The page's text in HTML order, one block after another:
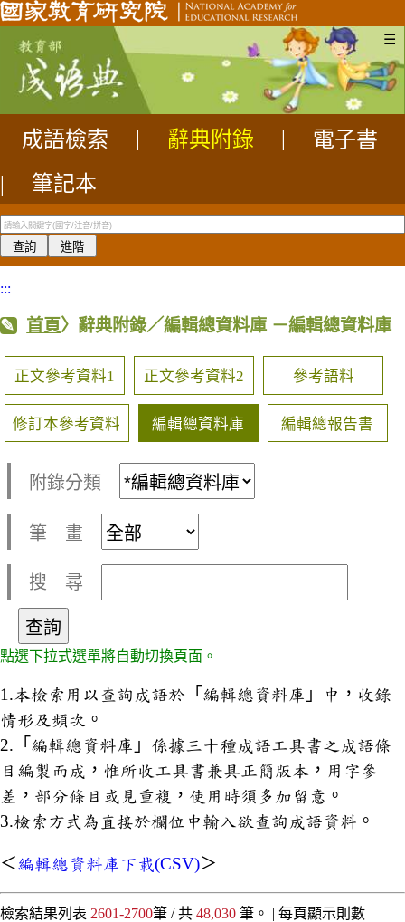
☰
成語檢索 辭典附錄
電子書
|
筆記本
:::
首頁〉辭典附錄／編輯總資料庫 －編輯總資料庫
正文參考資料1 正文參考資料2 參考語料
修訂本參考資料 編輯總資料庫 編輯總報告書
附錄分類
筆 畫
搜 尋
點選下拉式選單將自動切換頁面。
1.本檢索用以查詢成語於「編輯總資料庫」中，收錄
情形及頻次。
2.「編輯總資料庫」係據三十種成語工具書之成語條
目編製而成，惟所收工具書兼具正簡版本，用字參
差，部分條目或見重複，使用時須多加留意。
3.檢索方式為直接於欄位中輸入欲查詢成語資料。
＜編輯總資料庫下載(CSV)＞
檢索結果列表 2601-2700筆 / 共 48,030 筆。 | 每頁顯示則數